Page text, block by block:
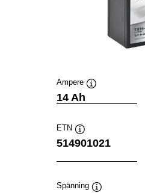
Ampere
14 Ah
ETN
Verktygstips
514901021
Spänning